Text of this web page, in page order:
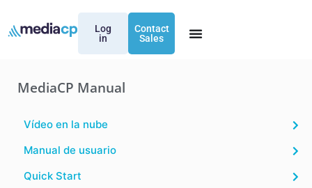
Log
in
Contact
Sales
MediaCP Manual
Vídeo en la nube
Manual de usuario
Quick Start